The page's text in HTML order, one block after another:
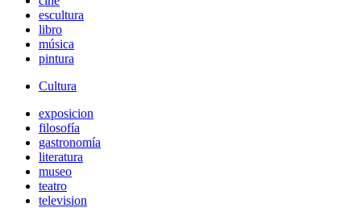
escultura
libro
música
pintura
Cultura
exposicion
filosofía
gastronomía
literatura
museo
teatro
television